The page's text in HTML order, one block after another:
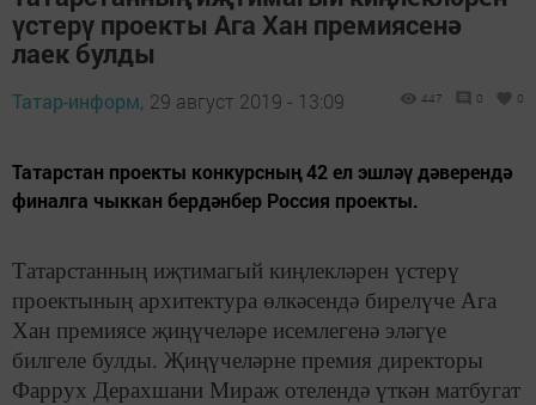
үстерү проекты Ага Хан премиясенә
лаек булды
Татар-информ, 29 август 2019 - 13:09 447 0 0
Татарстан проекты конкурсның 42 ел эшләү дәверендә
финалга чыккан бердәнбер Россия проекты.
Татарстанның иҗтимагый киңлекләрен үстерү
проектының архитектура өлкәсендә бирелүче Ага
Хан премиясе җиңүчеләре исемлегенә эләгүе
билгеле булды. Җиңүчеләрне премия директоры
Фаррух Дерахшани Мираж отелендә үткән матбугат